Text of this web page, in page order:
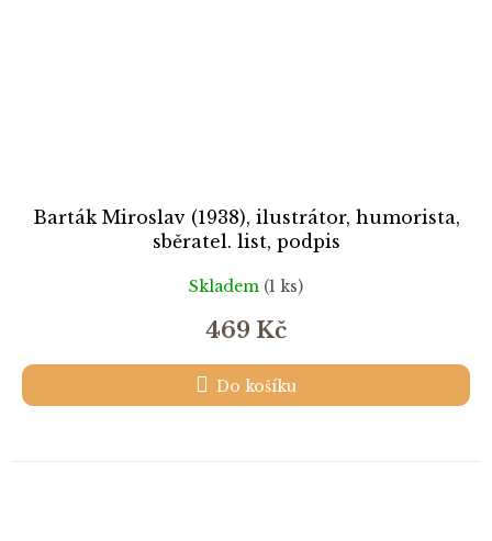
Barták Miroslav (1938), ilustrátor, humorista,
sběratel. list, podpis
Skladem (1 ks)
469 Kč
Do košíku